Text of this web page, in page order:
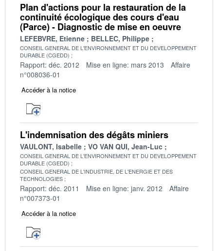
Plan d'actions pour la restauration de la
continuité écologique des cours d'eau
(Parce) - Diagnostic de mise en oeuvre
LEFEBVRE, Etienne BELLEC, Philippe
CONSEIL GENERAL DE L'ENVIRONNEMENT ET DU DEVELOPPEMENT
DURABLE (CGEDD)
Rapport: déc. 2012 Mise en ligne: mars 2013
Affaire
n°008036-01
Accéder à la notice
L'indemnisation des dégâts miniers
VAULONT, Isabelle VO VAN QUI, Jean-Luc
CONSEIL GENERAL DE L'ENVIRONNEMENT ET DU DEVELOPPEMENT
DURABLE (CGEDD)
CONSEIL GENERAL DE L'INDUSTRIE, DE L'ENERGIE ET DES
TECHNOLOGIES
Rapport: déc. 2011 Mise en ligne: janv. 2012
Affaire
n°007373-01
Accéder à la notice